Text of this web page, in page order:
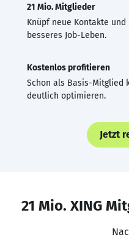
21 Mio. Mitglieder
Knüpf neue Kontakte
besseres Job-Leben.
Kostenlos profitieren
Schon als Basis-Mitglied
deutlich optimieren.
Jetzt
21 Mio. XING